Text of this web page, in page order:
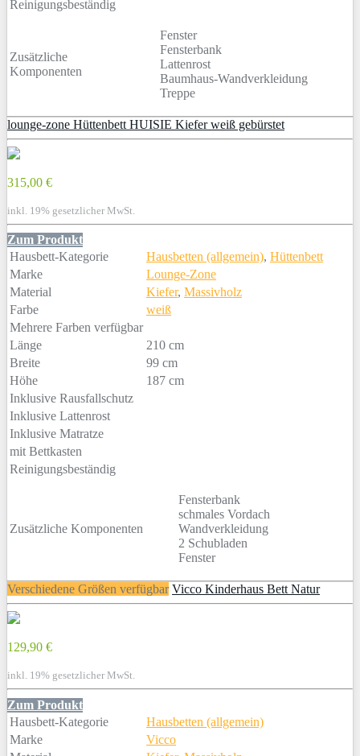
Reinigungsbeständig
Zusätzliche
Komponenten
Fenster
Fensterbank
Lattenrost
Baumhaus-Wandverkleidung
Treppe
lounge-zone Hüttenbett HUISIE Kiefer weiß gebürstet
315,00 €
inkl. 19% gesetzlicher MwSt.
Zum Produkt
Hausbett-Kategorie
Hausbetten (allgemein), Hüttenbett
Marke
Lounge-Zone
Material
Kiefer, Massivholz
Farbe
weiß
Mehrere Farben verfügbar
Länge
210 cm
Breite
99 cm
Höhe
187 cm
Inklusive Rausfallschutz
Inklusive Lattenrost
Inklusive Matratze
mit Bettkasten
Reinigungsbeständig
Zusätzliche Komponenten
Fensterbank
schmales Vordach
Wandverkleidung
2 Schubladen
Fenster
Verschiedene Größen verfügbar Vicco Kinderhaus Bett Natur
129,90 €
inkl. 19% gesetzlicher MwSt.
Zum Produkt
Hausbett-Kategorie
Hausbetten (allgemein)
Marke
Vicco